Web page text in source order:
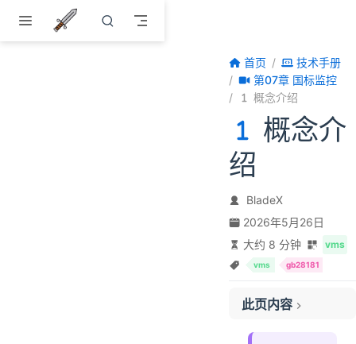
首页
技术手册
第07章 国标监控
概念介绍
概念介
绍
BladeX
2026年5月26日
大约 8 分钟
vms
vms gb28181
此页内容
一、基础概念